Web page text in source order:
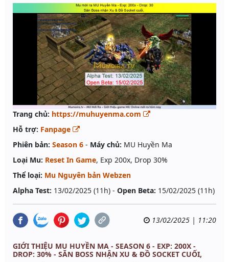
Trang chủ: https://muhuyenma.com
Hỗ trợ: Fanpage
Phiên bản: Season 6 - Máy chủ: MU Huyền Ma
Loại Mu: Reset In Game, Exp 200x, Drop 30%
Thể loại: Mu Nguyên bản Webzen
Alpha Test: 13/02/2025 (11h) - Open Beta: 15/02/2025 (11h)
13/02/2025 | 11:20
GIỚI THIỆU MU HUYỀN MA - SEASON 6 - EXP: 200X -
DROP: 30% - SĂN BOSS NHẬN XU & ĐỒ SOCKET CUỐI,